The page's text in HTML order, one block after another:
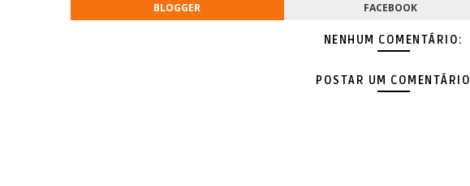
BLOGGER FACEBOOK
NENHUM COMENTÁRIO:
POSTAR UM COMENTÁRIO